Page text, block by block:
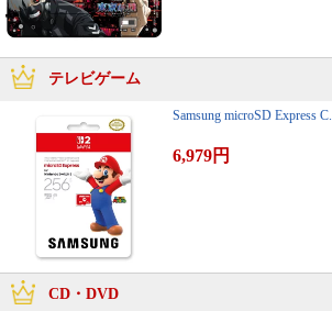
テレビゲーム
Samsung microSD Express C...
6,979円
CD・DVD